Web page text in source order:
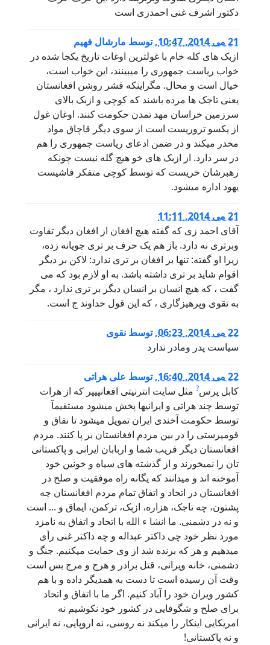
دکتور اشرف غنی احمدزی است
21 می 2014, 10:47 ,توسط مارشال فهیم
ازبک های کله خام با غولترین اوغات تاریخ یکجا شده در
خواب ریاست جمهوری را میبینند، این خواب است،
خیال است و محال. مگراینکه قشر روشن افغانستان
یعنی تاجک ها مرده باشند که کوچی و ازبک بالای
سرزمین خراسان مهد تمدن حکومت کنند. اوغان غول
از یکسو تروریست است از سوی دیگر قاچاق مواد
مخدر میکند و در ضمن ادعای ریاست جمهوری را هم
در سر دارد. از ازبک های خو هیچ گله نیست چونکه
رهبرشان خریست که توسط کوچی متفکر فاشیست
یهود اداره میشود.
21 می 2014, 11:11
آقای احمد زی که گفته هیچ افغان از افغان دیگر تفاوت
وبرتری نه دارد. باز هم یک حرف بر تری جویانه زده،
زیرا او گفته: تنها بر افغان بر تری ندارد: لاکن بر دیگر
اقوام شاید بر تری داشته باشد. به او لازم بود که می
گفت ، که هیچ انسان بر انسان دیگر بر تری ندارد ، مگر
به تقوی وپرهیزگاری ، که این قول خداوند ج است.
22 می 2014, 06:23 ,توسط نقوی
سیاست پدر ومادر ندارد
22 می 2014, 16:40 ,توسط علی هراتی
کابل پرس? مثل سایت انترنیتی افغانپیپر که از هرات
توسط چند هراتی و ایرانیها پخش میشود مستقیمآ
توسط حکومت آخندی ایران تمویل میشود تا نفاق و
قومپرستی را در بین مردم افغانستان بر پا کنند. مردم
افغانستان دیگر فریب شما و اربابان ایرانی و پاکستانی
تان را نمیخورند و از گذشته های سیاه و خونین خود
آموخته اند و میدانند که یگانه راه موفقیت و صلح در
افغانستان در اتحاد و اتفاق تمام مردم افغانستان چه
پشتون، چه تاجک، هزاره، ازبک، ترکمن، ایماق و ... است
و نه در دشمنی. ما انشا ء الله با اتحاد و اتفاق به نامزد
مورد نظر خود چی داکتر عبداله و چه داکتر غنی رأی
میدهیم و هر که برنده شد از وی حمایت میکنیم. جنگ و
دشمنی، خانه ویرانی، قتل برادر و هرج و مرج بس است
وقت آن رسیده است تا دست به همدیگر داده و با هم
کشور ویران خود را آباد کنیم. اگر ما با اتفاق و اتحاد
برای صلح و شگوفایی در کشور خود نکوشیم نه
امریکایی اینکار را میکند نه روسی، نه اروپایی، نه ایرانی
و نه پاکستانی!